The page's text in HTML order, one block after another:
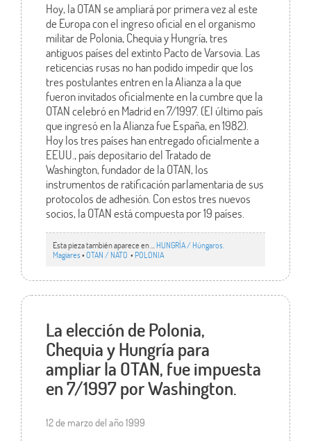
Hoy, la OTAN se ampliará por primera vez al este
de Europa con el ingreso oficial en el organismo
militar de Polonia, Chequia y Hungría, tres
antiguos países del extinto Pacto de Varsovia. Las
reticencias rusas no han podido impedir que los
tres postulantes entren en la Alianza a la que
fueron invitados oficialmente en la cumbre que la
OTAN celebró en Madrid en 7/1997. (El último país
que ingresó en la Alianza fue España, en 1982).
Hoy los tres países han entregado oficialmente a
EEUU., país depositario del Tratado de
Washington, fundador de la OTAN, los
instrumentos de ratificación parlamentaria de sus
protocolos de adhesión. Con estos tres nuevos
socios, la OTAN está compuesta por 19 países.
Esta pieza también aparece en ... HUNGRÍA / Húngaros.
Magiares•OTAN / NATO • POLONIA
La elección de Polonia,
Chequia y Hungría para
ampliar la OTAN, fue impuesta
en 7/1997 por Washington.
12 de marzo del año 1999